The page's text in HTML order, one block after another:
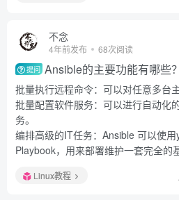
不念
4年前发布 68次阅读
提问 Ansible的主要功能有哪些？
批量执行远程命令：可以对任意多台
批量配置软件服务：可以进行自动化
务。
编排高级的IT任务：Ansible 可以使
Playbook，用来部署维护一套完全的
Linux教程